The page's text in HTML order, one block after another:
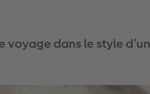
voyage dans le style d’un